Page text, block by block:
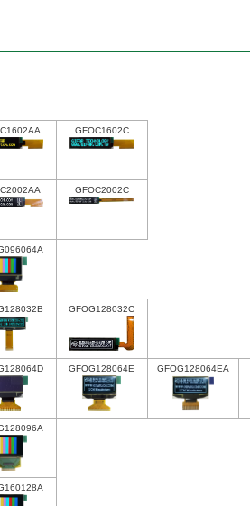
GFOC1602C
GFOC2002C
GFOG128032C
GFOG128064E GFOG128064EA